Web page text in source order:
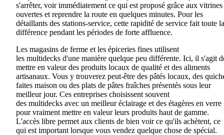
s'arrêter, voir immédiatement ce qui est proposé grâce aux vitrines
ouvertes et reprendre la route en quelques minutes. Pour les
détaillants des stations-service, cette rapidité de service fait toute la
différence pendant les périodes de forte affluence.
Les magasins de ferme et les épiceries fines utilisent
les multidecks d'une manière quelque peu différente. Ici, il s'agit
mettre en valeur des produits locaux de qualité et des aliments
artisanaux. Vous y trouverez peut-être des pâtés locaux, des
faites maison ou des plats de pâtes fraîches présentés sous leur
meilleur jour. Ces entreprises choisissent souvent
des multidecks avec un meilleur éclairage et des étagères en verre
pour vraiment mettre en valeur leurs produits haut de gamme.
L'accès libre permet aux clients de bien voir ce qu'ils achètent, ce
qui est important lorsque vous vendez quelque chose de spécial.